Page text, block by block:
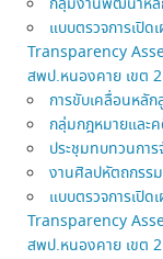
กลุ่มงานพัฒนาหลั
แบบตรวจการเปิ
Transparency
สพป.หนองคาย เขต 2
การขับเคลื่อนหลั
กลุ่มกฎหมายและ
ประชุมทบทวนกา
งานศิลปหัตถกรร
แบบตรวจการเปิ
Transparency
สพป.หนองคาย เขต 2